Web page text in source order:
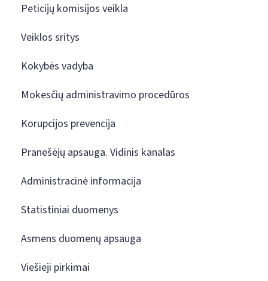
Peticijų komisijos veikla
Veiklos sritys
Kokybės vadyba
Mokesčių administravimo procedūros
Korupcijos prevencija
Pranešėjų apsauga. Vidinis kanalas
Administracinė informacija
Statistiniai duomenys
Asmens duomenų apsauga
Viešieji pirkimai